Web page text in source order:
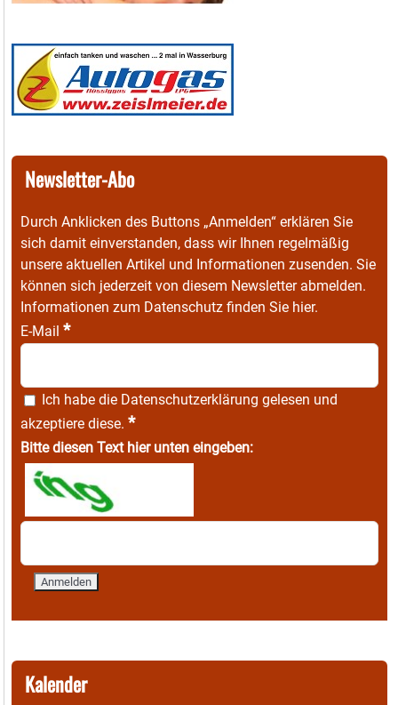
Newsletter-Abo
Durch Anklicken des Buttons „Anmelden“ erklären Sie
sich damit einverstanden, dass wir Ihnen regelmäßig
unsere aktuellen Artikel und Informationen zusenden. Sie
können sich jederzeit von diesem Newsletter abmelden.
Informationen zum Datenschutz finden Sie hier.
E-Mail *
Ich habe die Datenschutzerklärung gelesen und
akzeptiere diese. *
Bitte diesen Text hier unten eingeben:
Kalender